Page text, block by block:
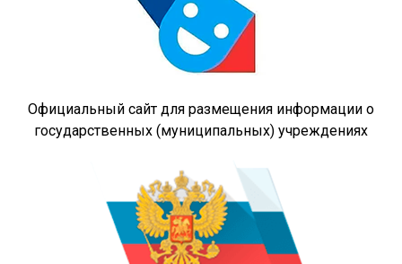
Официальный сайт для размещения информации о
государственных (муниципальных) учреждениях